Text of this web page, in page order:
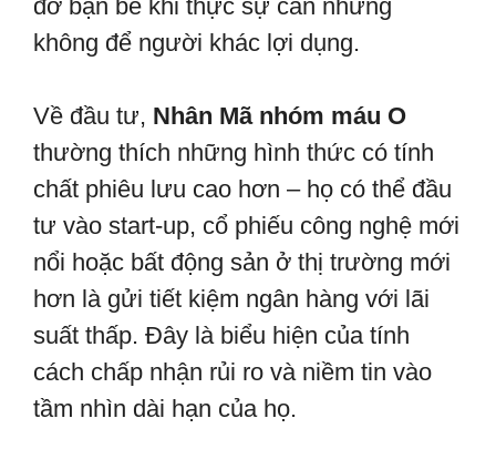
đỡ bạn bè khi thực sự cần nhưng
không để người khác lợi dụng.
Về đầu tư, Nhân Mã nhóm máu O
thường thích những hình thức có tính
chất phiêu lưu cao hơn – họ có thể đầu
tư vào start-up, cổ phiếu công nghệ mới
nổi hoặc bất động sản ở thị trường mới
hơn là gửi tiết kiệm ngân hàng với lãi
suất thấp. Đây là biểu hiện của tính
cách chấp nhận rủi ro và niềm tin vào
tầm nhìn dài hạn của họ.